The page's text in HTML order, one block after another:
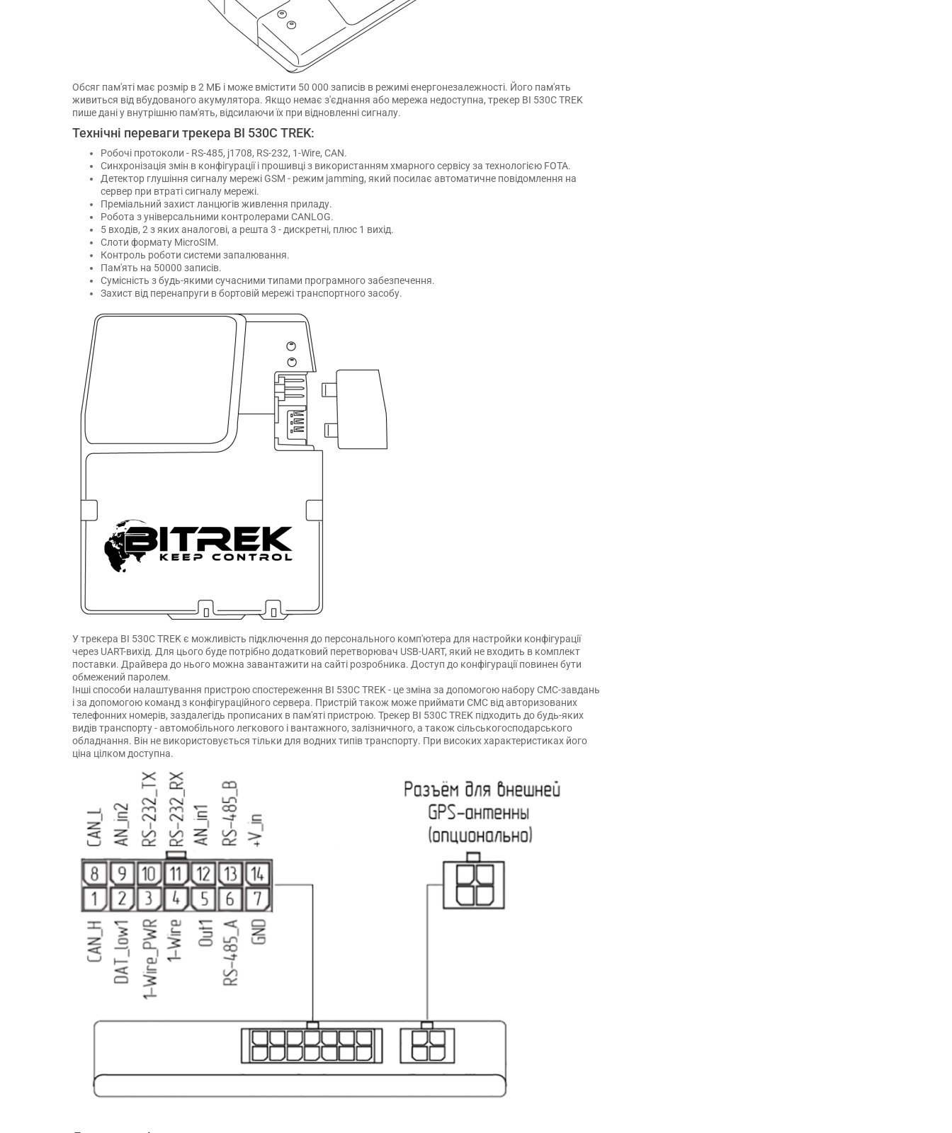
Обсяг пам'яті має розмір в 2 МБ і може вмістити 50 000 записів в режимі енергонезалежності. Його пам'ять
живиться від вбудованого акумулятора. Якщо немає з'єднання або мережа недоступна, трекер BI 530C TREK
пише дані у внутрішню пам'ять, відсилаючи їх при відновленні сигналу.
Технічні переваги трекера BI 530C TREK:
Робочі протоколи - RS-485, j1708, RS-232, 1-Wire, CAN.
Синхронізація змін в конфігурації і прошивці з використанням хмарного сервісу за технологією FOTA.
Детектор глушіння сигналу мережі GSM - режим jamming, який посилає автоматичне повідомлення на
сервер при втраті сигналу мережі.
Преміальний захист ланцюгів живлення приладу.
Робота з універсальними контролерами CANLOG.
5 входів, 2 з яких аналогові, а решта 3 - дискретні, плюс 1 вихід.
Слоти формату MicroSIM.
Контроль роботи системи запалювання.
Пам'ять на 50000 записів.
Сумісність з будь-якими сучасними типами програмного забезпечення.
Захист від перенапруги в бортовій мережі транспортного засобу.
У трекера BI 530C TREK є можливість підключення до персонального комп'ютера для настройки конфігурації
через UART-вихід. Для цього буде потрібно додатковий перетворювач USB-UART, який не входить в комплект
поставки. Драйвера до нього можна завантажити на сайті розробника. Доступ до конфігурації повинен бути
обмежений паролем.
Інші способи налаштування пристрою спостереження BI 530C TREK - це зміна за допомогою набору СМС-завдань
і за допомогою команд з конфігураційного сервера. Пристрій також може приймати СМС від авторизованих
телефонних номерів, заздалегідь прописаних в пам'яті пристрою. Трекер BI 530C TREK підходить до будь-яких
видів транспорту - автомобільного легкового і вантажного, залізничного, а також сільськогосподарського
обладнання. Він не використовується тільки для водних типів транспорту. При високих характеристиках його
ціна цілком доступна.